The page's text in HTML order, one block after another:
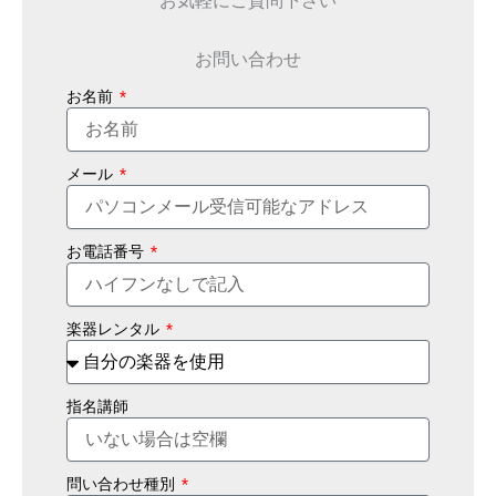
お問い合わせ
お名前
メール
お電話番号
楽器レンタル
指名講師
問い合わせ種別